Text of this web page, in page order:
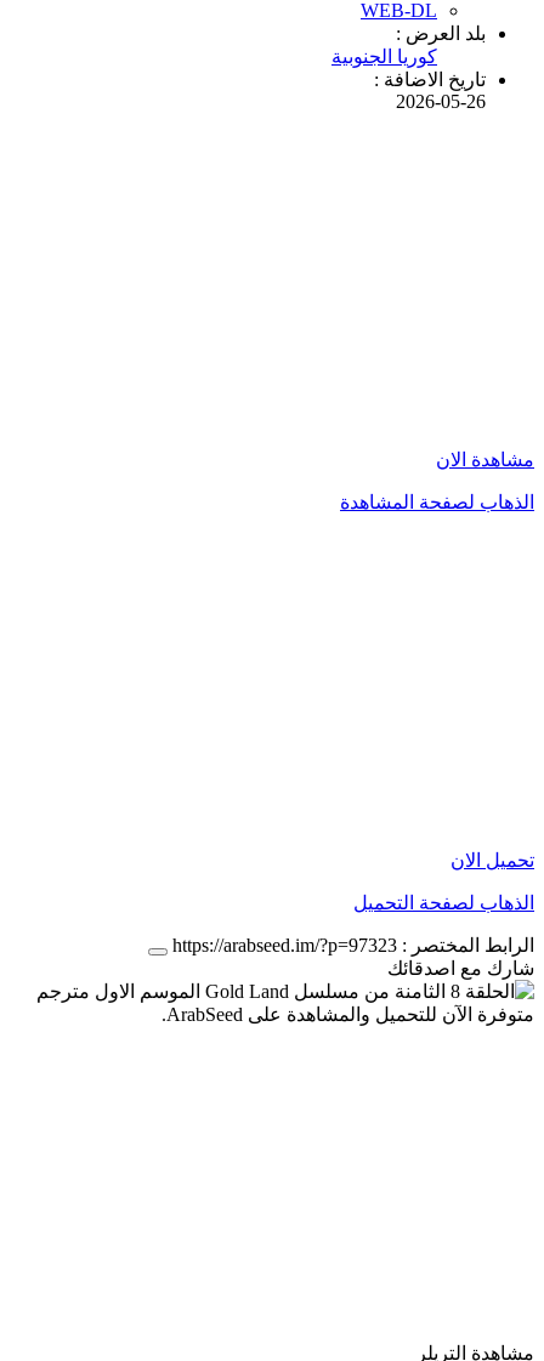
WEB-DL
بلد العرض :
كوريا الجنوبية
تاريخ الاضافة :
2026-05-26
مشاهدة الان
الذهاب لصفحة المشاهدة
تحميل الان
الذهاب لصفحة التحميل
الرابط المختصر : https://arabseed.im/?p=97323
شارك مع اصدقائك
مشاهدة التريلر